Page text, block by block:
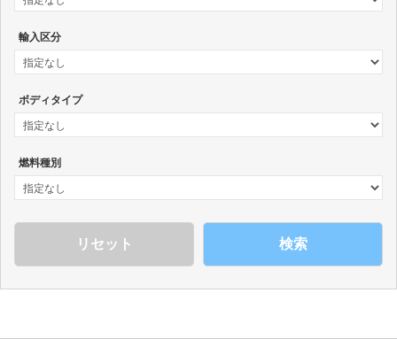
輸入区分
ボディタイプ
燃料種別
検索